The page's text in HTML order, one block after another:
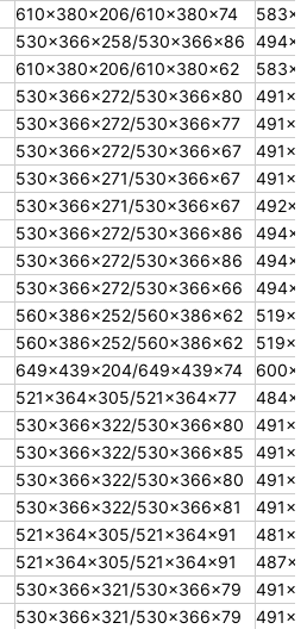
610×380×206/610×380×74
530×366×258/530×366×86
610×380×206/610×380×62
530×366×272/530×366×80
530×366×272/530×366×77
530×366×272/530×366×67
530×366×271/530×366×67
530×366×271/530×366×67
530×366×272/530×366×86
530×366×272/530×366×86
530×366×272/530×366×66
560×386×252/560×386×62
560×386×252/560×386×62
649×439×204/649×439×74
521×364×305/521×364×77
530×366×322/530×366×80
530×366×322/530×366×85
530×366×322/530×366×80
530×366×322/530×366×81
521×364×305/521×364×91
521×364×305/521×364×91
530×366×321/530×366×79
530×366×321/530×366×79